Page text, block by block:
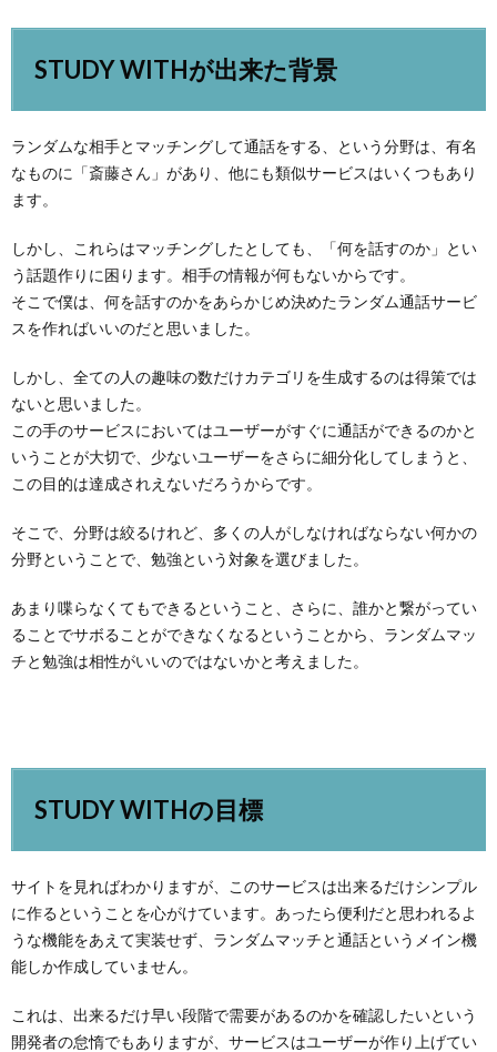
STUDY WITHが出来た背景
ランダムな相手とマッチングして通話をする、という分野は、有名
なものに「斎藤さん」があり、他にも類似サービスはいくつもあり
ます。
しかし、これらはマッチングしたとしても、「何を話すのか」とい
う話題作りに困ります。相手の情報が何もないからです。
そこで僕は、何を話すのかをあらかじめ決めたランダム通話サービ
スを作ればいいのだと思いました。
しかし、全ての人の趣味の数だけカテゴリを生成するのは得策では
ないと思いました。
この手のサービスにおいてはユーザーがすぐに通話ができるのかと
いうことが大切で、少ないユーザーをさらに細分化してしまうと、
この目的は達成されえないだろうからです。
そこで、分野は絞るけれど、多くの人がしなければならない何かの
分野ということで、勉強という対象を選びました。
あまり喋らなくてもできるということ、さらに、誰かと繋がってい
ることでサボることができなくなるということから、ランダムマッ
チと勉強は相性がいいのではないかと考えました。
STUDY WITHの目標
サイトを見ればわかりますが、このサービスは出来るだけシンプル
に作るということを心がけています。あったら便利だと思われるよ
うな機能をあえて実装せず、ランダムマッチと通話というメイン機
能しか作成していません。
これは、出来るだけ早い段階で需要があるのかを確認したいという
開発者の怠惰でもありますが、サービスはユーザーが作り上げてい